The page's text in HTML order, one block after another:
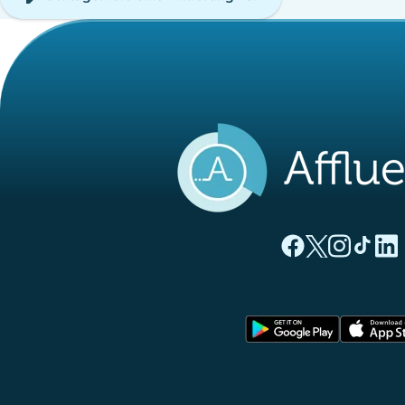
(new tab)
(new tab)
(new tab)
(new tab)